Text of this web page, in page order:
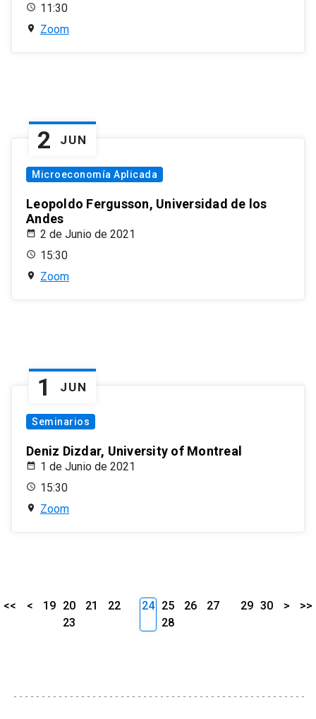
11:30
Zoom
2 JUN
Microeconomía Aplicada
Leopoldo Fergusson, Universidad de los
Andes
2 de Junio de 2021
15:30
Zoom
1 JUN
Seminarios
Deniz Dizdar, University of Montreal
1 de Junio de 2021
15:30
Zoom
<< < 19 20 21
22
23
24 25 26
27
28
29 30 > >>